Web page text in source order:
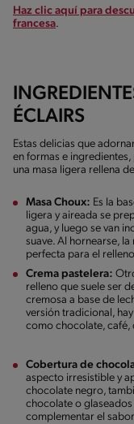
Haz clic aquí para
francesa.
ÉCLAIRS
Estas delicias que
en formas e
una masa ligera rellena
Masa Choux: Es la
ligera y aireada se
agua, y luego se van
suave. Al hornearse,
perfecta para el
Crema pastelera:
relleno que suele ser
cremosa a base de
versión tradicional,
como chocolate, café,
Cobertura de
aspecto irresistible y
chocolate negro,
chocolate o
complementar el